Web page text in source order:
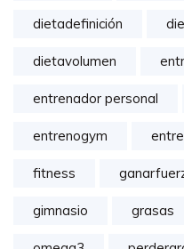
dietadefinición
dietavolumen
entrenador personal
entrenogym
fitness
gimnasio grasas